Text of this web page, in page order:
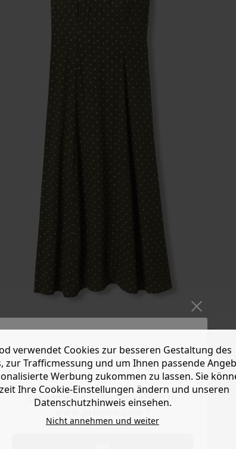
Do you want to be redirected to
maximale Bewegungsfreiheit. An kühlen
einer Lederjacke tragen.
verwendet Cookies zur besseren Gestaltung des
zur Trafficmessung und um Ihnen passende
Werbung zukommen zu lassen. Sie
Ihre Cookie-Einstellungen ändern und unseren
Datenschutzhinweis einsehen.
Nicht annehmen und weiter